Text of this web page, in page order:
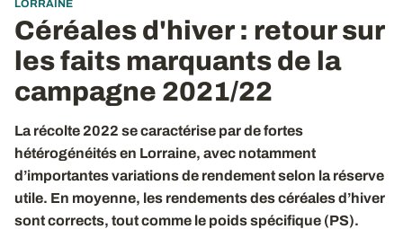
LORRAINE
Céréales d'hiver : retour sur
les faits marquants de la
campagne 2021/22
La récolte 2022 se caractérise par de fortes
hétérogénéités en Lorraine, avec notamment
d’importantes variations de rendement selon la réserve
utile. En moyenne, les rendements des céréales d’hiver
sont corrects, tout comme le poids spécifique (PS).